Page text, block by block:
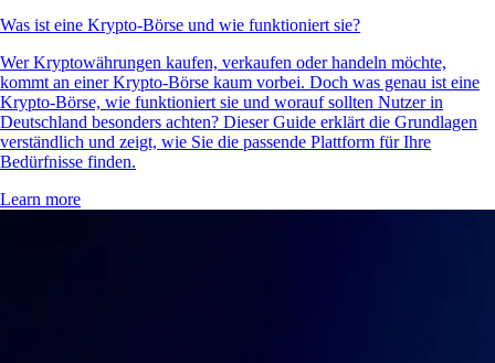
Was ist eine Krypto-Börse und wie funktioniert sie?
Wer Kryptowährungen kaufen, verkaufen oder handeln möchte,
kommt an einer Krypto-Börse kaum vorbei. Doch was genau ist eine
Krypto-Börse, wie funktioniert sie und worauf sollten Nutzer in
Deutschland besonders achten? Dieser Guide erklärt die Grundlagen
verständlich und zeigt, wie Sie die passende Plattform für Ihre
Bedürfnisse finden.
Learn more